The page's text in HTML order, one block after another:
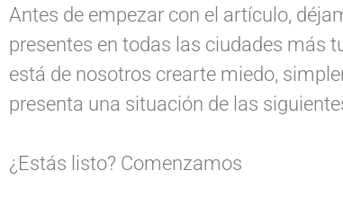
Antes de empezar con el artículo,
presentes en todas las ciudades más
está de nosotros crearte miedo,
presenta una situación de las
¿Estás listo? Comenzamos